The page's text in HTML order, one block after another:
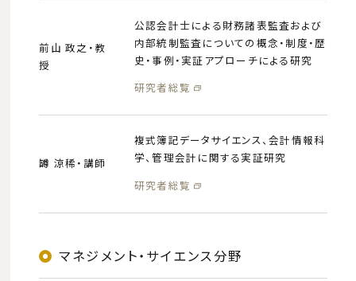
前山 政之・教
授
公認会計士による財務諸表監査および
内部統制監査についての概念・制度・歴
史・事例・実証アプローチによる研究
研究者総覧
罇 涼稀・講師
複式簿記データサイエンス、会計情報科
学、管理会計に関する実証研究
研究者総覧
マネジメント・サイエンス分野